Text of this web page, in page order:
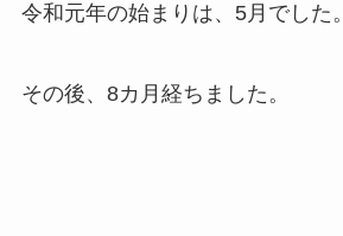
令和元年の始まりは、5月でした。
その後、8カ月経ちました。